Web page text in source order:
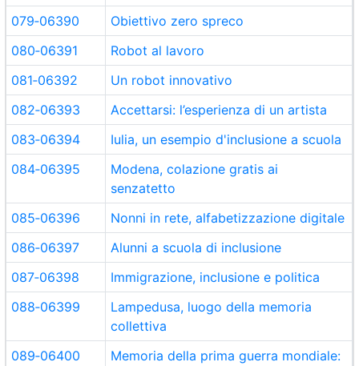
079‑06390
Obiettivo zero spreco
080‑06391
Robot al lavoro
081‑06392
Un robot innovativo
082‑06393
Accettarsi: l’esperienza di un artista
083‑06394
Iulia, un esempio d'inclusione a scuola
084‑06395
Modena, colazione gratis ai
senzatetto
085‑06396
Nonni in rete, alfabetizzazione digitale
086‑06397
Alunni a scuola di inclusione
087‑06398
Immigrazione, inclusione e politica
088‑06399
Lampedusa, luogo della memoria
collettiva
089‑06400
Memoria della prima guerra mondiale: